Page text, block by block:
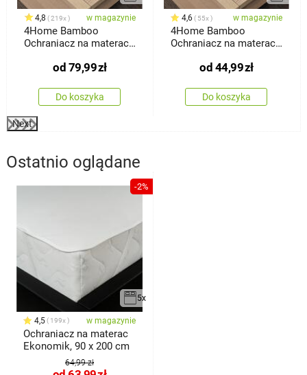
4,8 219x w magazynie
4Home Bamboo
Ochraniacz na materac
od 79,99zł
Do koszyka
4,6 55x w magazynie
4Home Bamboo
Ochraniacz na materac
od 44,99zł
Do koszyka
Next
Ostatnio oglądane
-2%
5x
4,5 199x w magazynie
Ochraniacz na materac
Ekonomik, 90 x 200 cm
64,99 zł